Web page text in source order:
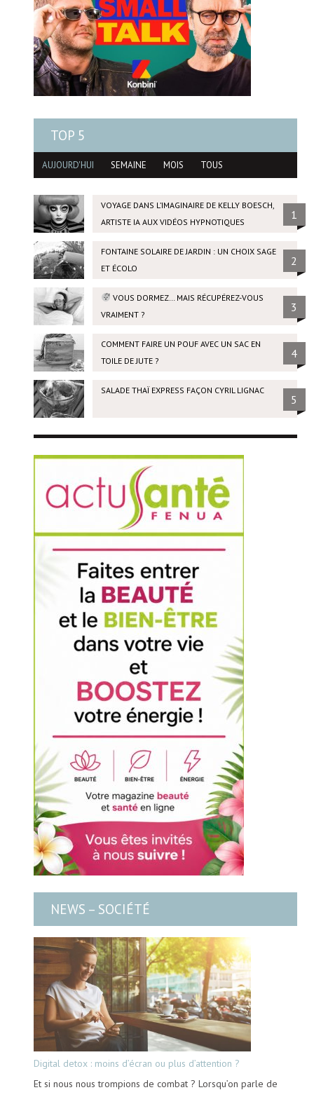
TOP 5
AUJOURD'HUI SEMAINE MOIS TOUS
VOYAGE DANS L’IMAGINAIRE DE KELLY BOESCH,
ARTISTE IA AUX VIDÉOS HYPNOTIQUES
1
FONTAINE SOLAIRE DE JARDIN : UN CHOIX SAGE
ET ÉCOLO
2
VOUS DORMEZ… MAIS RÉCUPÉREZ-VOUS
VRAIMENT ?
3
COMMENT FAIRE UN POUF AVEC UN SAC EN
TOILE DE JUTE ?
4
SALADE THAÏ EXPRESS FAÇON CYRIL LIGNAC
5
NEWS – SOCIÉTÉ
Digital detox : moins d’écran ou plus d’attention ?
Et si nous nous trompions de combat ? Lorsqu’on parle de